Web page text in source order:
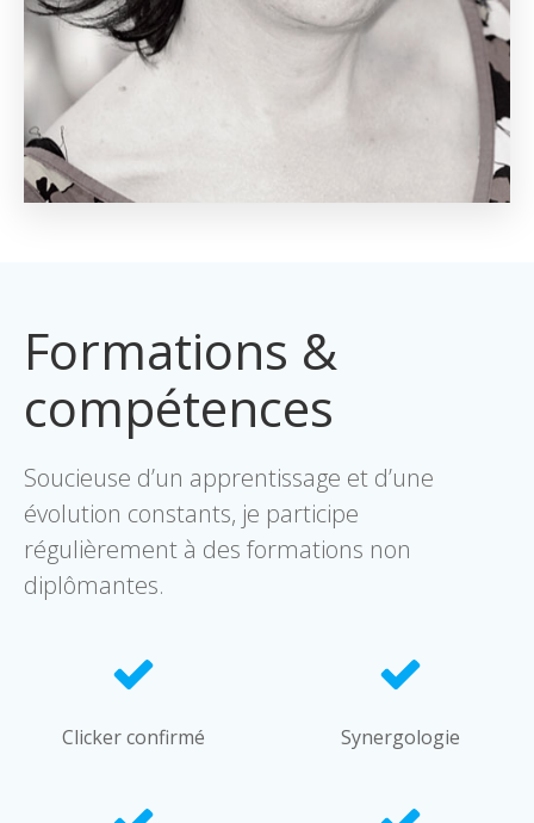
Formations &
compétences
Soucieuse d’un apprentissage et d’une
évolution constants, je participe
régulièrement à des formations non
diplômantes.
Clicker confirmé Synergologie